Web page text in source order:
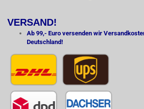
VERSAND!
Ab 99,- Euro versenden wir
Deutschland!